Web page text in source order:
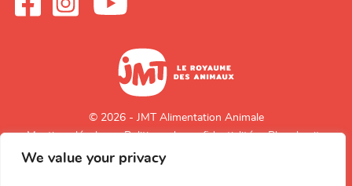
We value your privacy
© 2026 - JMT Alimentation Animale
Mentions légales
Politique de confidentialité Plan du site